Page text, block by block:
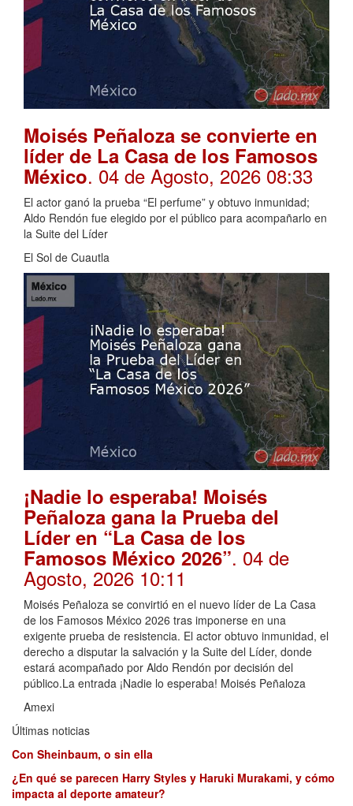
Moisés Peñaloza se convierte en
líder de La Casa de los Famosos
México. 04 de Agosto, 2026 08:33
El actor ganó la prueba “El perfume” y obtuvo inmunidad;
Aldo Rendón fue elegido por el público para acompañarlo en
la Suite del Líder
El Sol de Cuautla
¡Nadie lo esperaba! Moisés
Peñaloza gana la Prueba del
Líder en “La Casa de los
Famosos México 2026”. 04 de
Agosto, 2026 10:11
Moisés Peñaloza se convirtió en el nuevo líder de La Casa
de los Famosos México 2026 tras imponerse en una
exigente prueba de resistencia. El actor obtuvo inmunidad, el
derecho a disputar la salvación y la Suite del Líder, donde
estará acompañado por Aldo Rendón por decisión del
público.La entrada ¡Nadie lo esperaba! Moisés Peñaloza
Amexi
Últimas noticias
Con Sheinbaum, o sin ella
¿En qué se parecen Harry Styles y Haruki Murakami, y cómo
impacta al deporte amateur?